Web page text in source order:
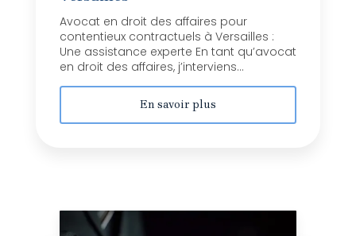
Avocat en droit des affaires pour
contentieux contractuels à Versailles :
Une assistance experte En tant qu’avocat
en droit des affaires, j’interviens...
En savoir plus